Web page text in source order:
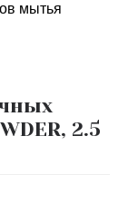
мытья
2.5